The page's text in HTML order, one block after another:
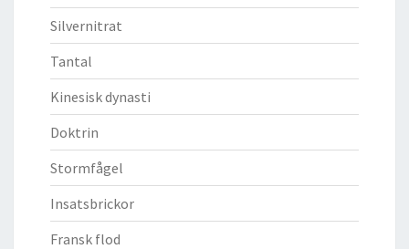
Silvernitrat
Tantal
Kinesisk dynasti
Doktrin
Stormfågel
Insatsbrickor
Fransk flod